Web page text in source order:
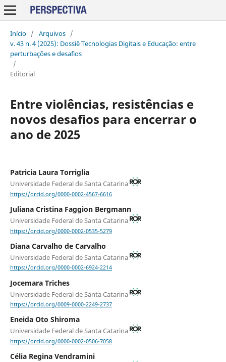
Início / Arquivos /
v. 43 n. 4 (2025): Dossiê Tecnologias Digitais e Educação: entre
perturbações e desafios
/
Editorial
Entre violências, resistências e
novos desafios para encerrar o
ano de 2025
Patricia Laura Torriglia
Universidade Federal de Santa Catarina
https://orcid.org/0000-0002-4567-6616
Juliana Cristina Faggion Bergmann
Universidade Federal de Santa Catarina
https://orcid.org/0000-0002-0535-5279
Diana Carvalho de Carvalho
Universidade Federal de Santa Catarina
https://orcid.org/0000-0002-6924-2214
Jocemara Triches
Universidade Federal de Santa Catarina
https://orcid.org/0009-0000-2249-2737
Eneida Oto Shiroma
Universidade Federal de Santa Catarina
https://orcid.org/0000-0002-0506-7058
Célia Regina Vendramini